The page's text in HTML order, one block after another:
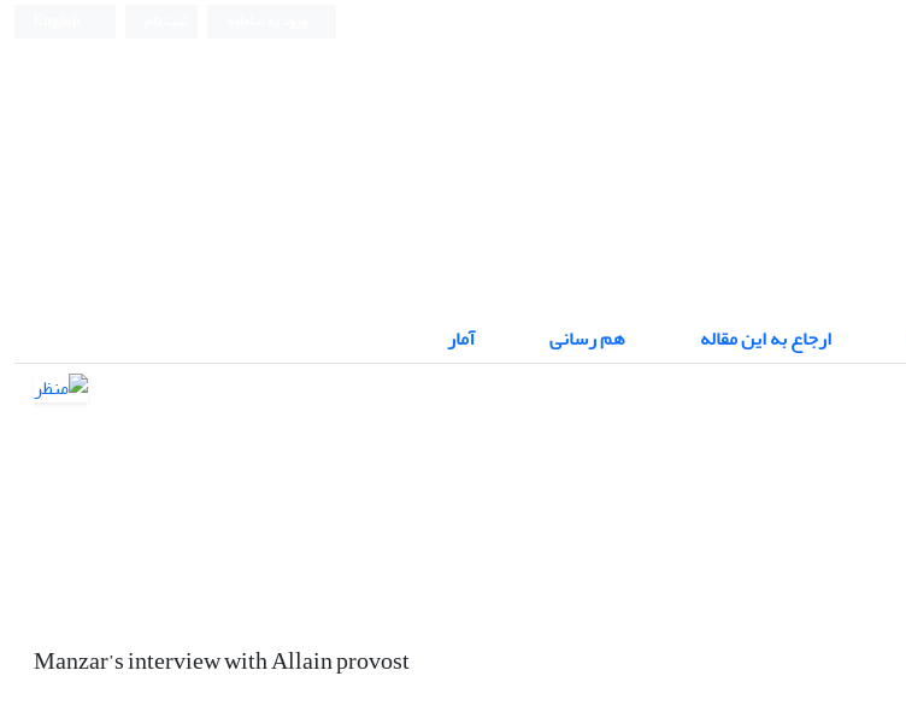
ارجاع به این مقاله هم رسانی
آمار
Manzar’s interview with Allain provost